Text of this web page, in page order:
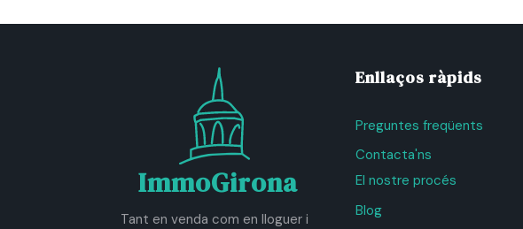
ImmoGirona
Tant en venda com en lloguer i
Enllaços ràpids
Preguntes freqüents
Contacta'ns
El nostre procés
Blog